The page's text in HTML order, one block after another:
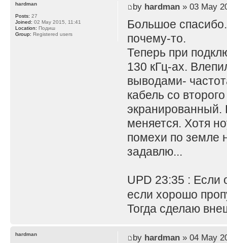
by hardman» 03 May
Большое
почему-то.
Теперь при
130 кГц-ах.
выводами-
кабель со
экранированный.
меняется. Хотя
помехи по земле
задавлю...
UPD 23:35 : Если
если хорошо
Тогда сделаю
hardman
Posts: 27
Joined: 02 May 2015, 11:41
Location: Подиш
Group: Registered users
by hardman» 04 May
hardman